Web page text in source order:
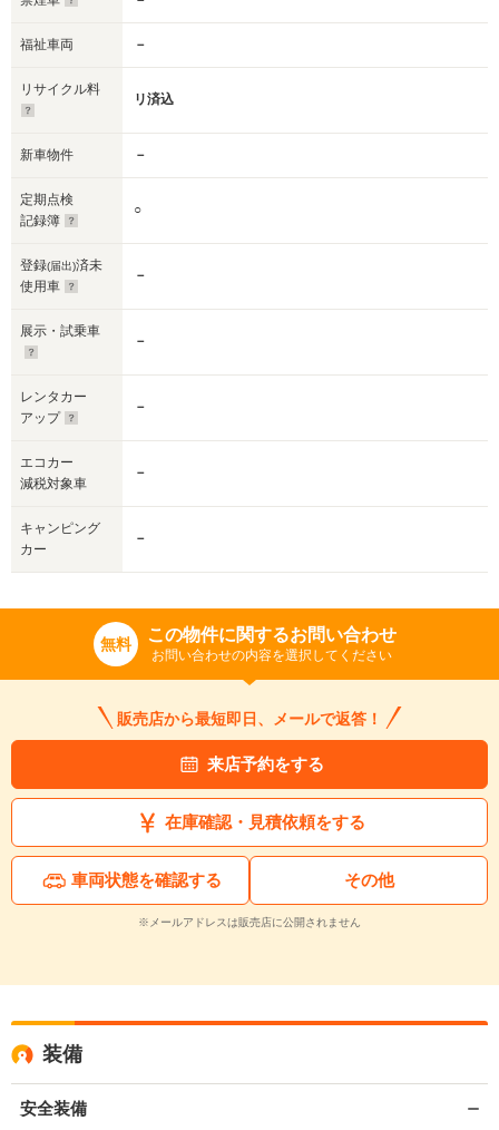
福祉車両 －
リサイクル料
リ済込
新車物件 －
定期点検
記録簿
○
登録(届出)済未
使用車
－
展示・試乗車
－
レンタカー
アップ
－
エコカー
減税対象車
－
キャンピング
カー
－
無料 この物件に関するお問い合わせ
お問い合わせの内容を選択してください
販売店から最短即日、メールで返答！
来店予約をする
在庫確認・見積依頼をする
車両状態を確認する その他
※メールアドレスは販売店に公開されません
装備
安全装備